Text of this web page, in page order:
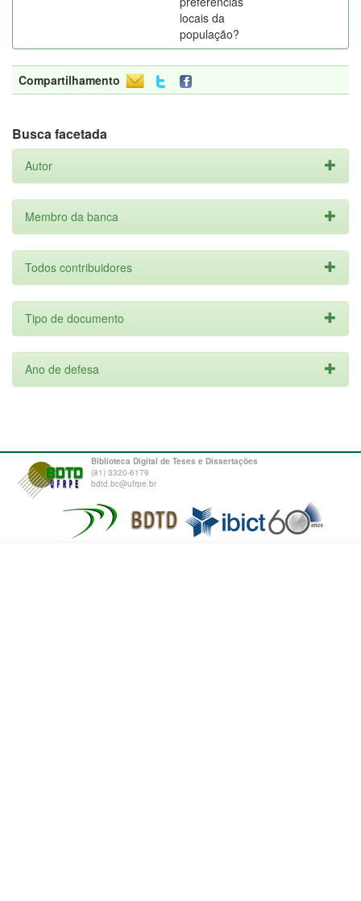
locais da
população?
Compartilhamento
Busca facetada
Autor
Membro da banca
Todos contribuidores
Tipo de documento
Ano de defesa
Biblioteca Digital de Teses e Dissertações
(81) 3320-6179
bdtd.bc@ufrpe.br